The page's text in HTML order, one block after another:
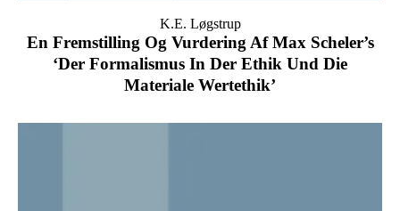
En Fremstilling Og Vurdering Af Max Scheler’s
‘Der Formalismus In Der Ethik Und Die
Materiale Wertethik’
K.E. Løgstrup